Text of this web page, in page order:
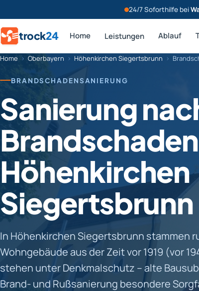
24/7 Soforthilfe bei
trock24 Home Leistungen Ablauf
Home › Oberbayern › Höhenkirchen Siegertsbrunn ›
BRANDSCHADENSANIERUNG
Sanierung
Höhenkirchen
Siegertsbrunn
In Höhenkirchen Siegertsbrunn stammen
Wohngebäude aus der Zeit vor 1919 (vor
stehen unter Denkmalschutz – alte
Brand- und Rußsanierung besondere